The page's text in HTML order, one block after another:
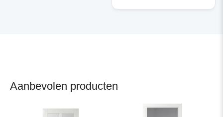
Aanbevolen producten